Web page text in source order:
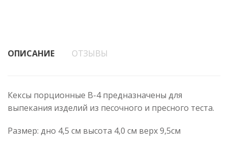
ОПИСАНИЕ ОТЗЫВЫ
Кексы порционные В-4 предназначены для
выпекания изделий из песочного и пресного теста.
Размер: дно 4,5 см высота 4,0 см верх 9,5см